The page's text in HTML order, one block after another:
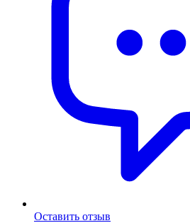
Оставить отзыв